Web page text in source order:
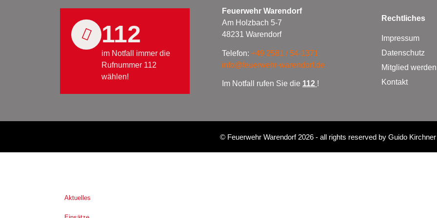
112
im Notfall immer die
Rufnummer 112
wählen!
Feuerwehr Warendorf
Am Holzbach 5-7
48231 Warendorf
Telefon: +49 2581 / 54-1371
info@feuerwehr-warendorf.de
Im Notfall rufen Sie die 112 !
Rechtliches
Impressum
Datenschutz
Mitglied
Kontakt
© Feuerwehr Warendorf 2026- all rights reserved by Guido Kirchner
Aktuelles